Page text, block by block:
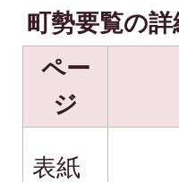
町勢要覧の詳
ペー
ジ
表紙